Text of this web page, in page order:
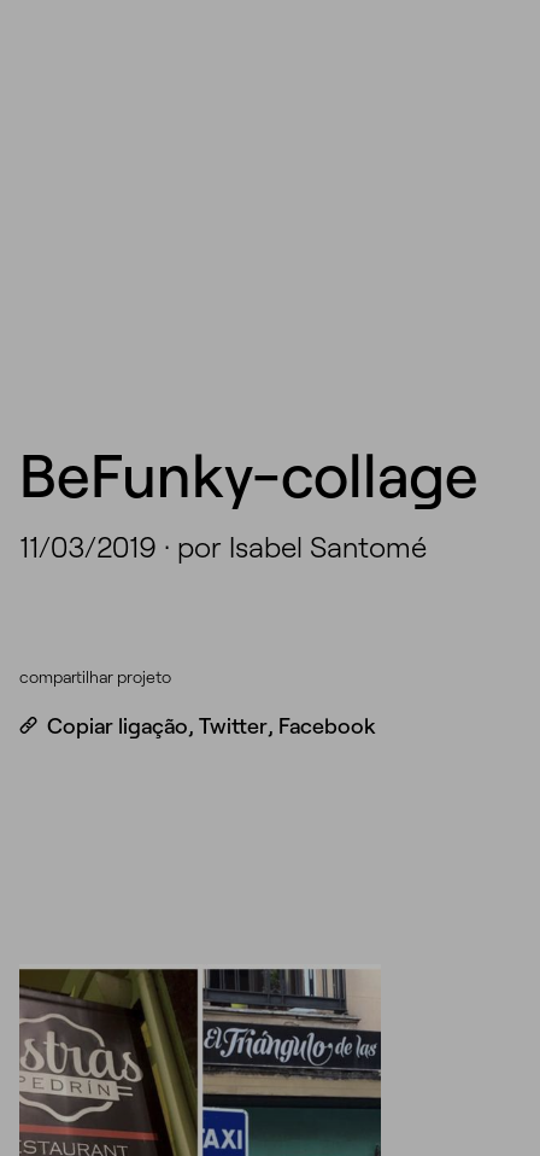
BeFunky-collage
11/03/2019 · por Isabel Santomé
compartilhar projeto
Copiar ligação, Twitter, Facebook